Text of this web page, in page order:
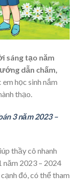
sáng tạo năm
dẫn chấm,
học sinh nắm
thạo.
3 năm 2023 –
thầy cô nhanh
năm 2023 – 2024
đó, có thể tham